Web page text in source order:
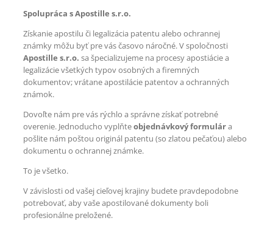
Spolupráca s Apostille s.r.o.
Získanie apostilu či legalizácia patentu alebo ochrannej
známky môžu byť pre vás časovo náročné. V spoločnosti
Apostille s.r.o. sa špecializujeme na procesy apostiácie a
legalizácie všetkých typov osobných a firemných
dokumentov; vrátane apostilácie patentov a ochranných
známok.
Dovoľte nám pre vás rýchlo a správne získať potrebné
overenie. Jednoducho vyplňteobjednávkový formulára
pošlite nám poštou originál patentu (so zlatou pečaťou) alebo
dokumentu o ochrannej známke.
To je všetko.
V závislosti od vašej cieľovej krajiny budete pravdepodobne
potrebovať, aby vaše apostilované dokumenty boli
profesionálne preložené.